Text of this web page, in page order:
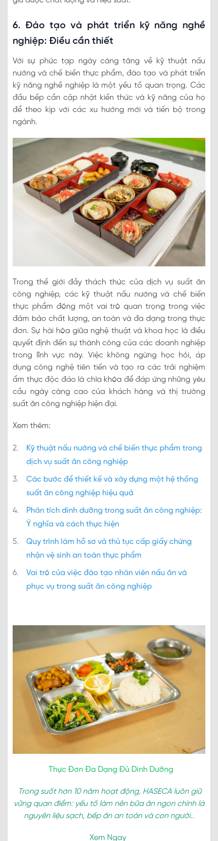
6. Đào tạo và phát triển kỹ năng nghề
nghiệp: Điều cần thiết
Với sự phức tạp ngày càng tăng về kỹ thuật nấu
nướng và chế biến thực phẩm, đào tạo và phát triển
kỹ năng nghề nghiệp là một yếu tố quan trọng. Các
đầu bếp cần cập nhật kiến thức và kỹ năng của họ
để theo kịp với các xu hướng mới và tiến bộ trong
ngành.
Trong thế giới đầy thách thức của dịch vụ suất ăn
công nghiệp, các kỹ thuật nấu nướng và chế biến
thực phẩm đóng một vai trò quan trọng trong việc
đảm bảo chất lượng, an toàn và đa dạng trong thực
đơn. Sự hài hòa giữa nghệ thuật và khoa học là điều
quyết định đến sự thành công của các doanh nghiệp
trong lĩnh vực này. Việc không ngừng học hỏi, áp
dụng công nghệ tiên tiến và tạo ra các trải nghiệm
ẩm thực độc đáo là chìa khóa để đáp ứng những yêu
cầu ngày càng cao của khách hàng và thị trường
suất ăn công nghiệp hiện đại.
Xem thêm:
Kỹ thuật nấu nướng và chế biến thực phẩm trong
dịch vụ suất ăn công nghiệp
Các bước để thiết kế và xây dựng một hệ thống
suất ăn công nghiệp hiệu quả
Phân tích dinh dưỡng trong suất ăn công nghiệp:
Ý nghĩa và cách thực hiện
Quy trình làm hồ sơ và thủ tục cấp giấy chứng
nhận vệ sinh an toàn thực phẩm
Vai trò của việc đào tạo nhân viên nấu ăn và
phục vụ trong suất ăn công nghiệp
Thực Đơn Đa Dạng Đủ Dinh Dưỡng
Trong suốt hơn 10 năm hoạt động, HASECA luôn giữ
vững quan điểm: yếu tố làm nên bữa ăn ngon chính là
nguyên liệu sạch, bếp ăn an toàn và con người..
Xem Ngay